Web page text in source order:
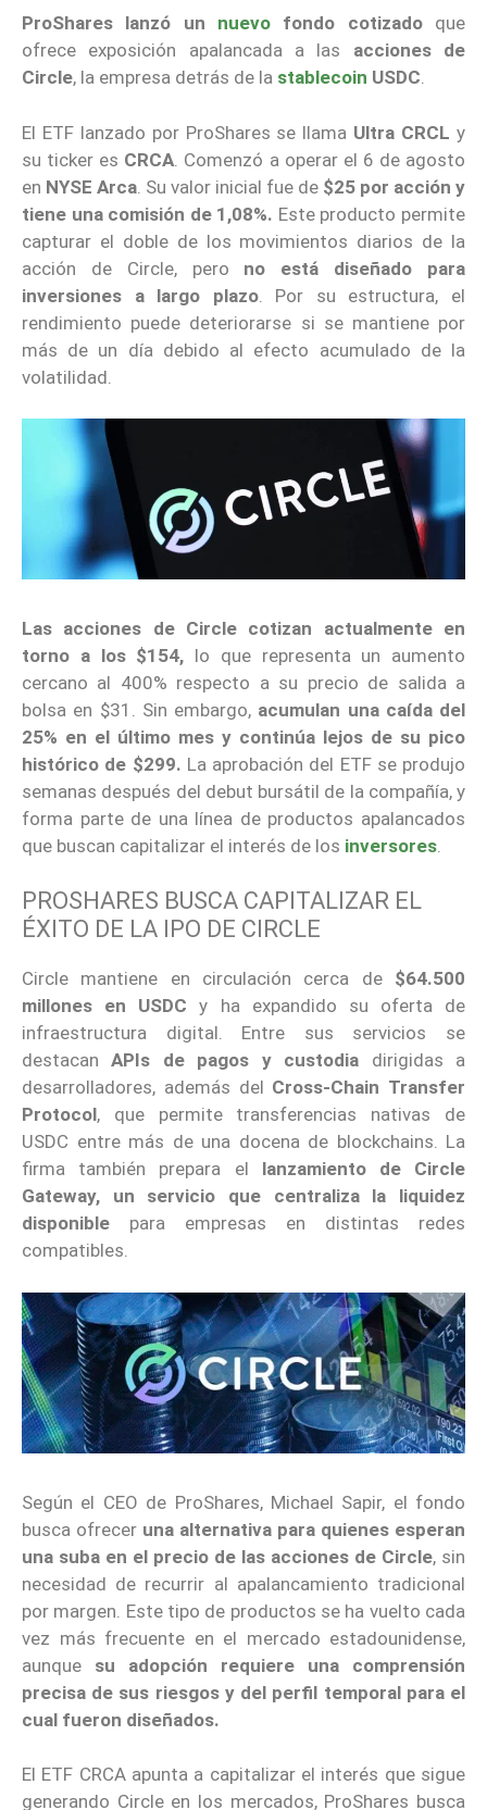
ProShares lanzó un nuevo fondo cotizadoque
ofrece exposición apalancada a las acciones de
Circle, la empresa detrás de la stablecoin USDC.
El ETF lanzado por ProShares se llama Ultra CRCL y
su ticker es CRCA . Comenzó a operar el 6 de agosto
en NYSE Arca . Su valor inicial fue de $25 por acción y
tiene una comisión de 1,08%. Este producto permite
capturar el doble de los movimientos diarios de la
acción de Circle, pero no está diseñado para
inversiones a largo plazo. Por su estructura, el
rendimiento puede deteriorarse si se mantiene por
más de un día debido al efecto acumulado de la
volatilidad.
Las acciones de Circle cotizan actualmente en
torno a los $154, lo que representa un aumento
cercano al 400% respecto a su precio de salida a
bolsa en $31. Sin embargo, acumulan una caída del
25% en el último mes y continúa lejos de su pico
histórico de $299. La aprobación del ETF se produjo
semanas después del debut bursátil de la compañía, y
forma parte de una línea de productos apalancados
que buscan capitalizar el interés de los inversores
PROSHARES BUSCA CAPITALIZAR EL
ÉXITO DE LA IPO DE CIRCLE
Circle mantiene en circulación cerca de $64.500
millones en USDC y ha expandido su oferta de
infraestructura digital. Entre sus servicios se
destacanAPIs de pagos y custodia dirigidas a
desarrolladores, además del Cross-Chain Transfer
Protocol, que permite transferencias nativas de
USDC entre más de una docena de blockchains. La
firma también prepara el lanzamiento de Circle
Gateway, un servicio que centraliza la liquidez
disponible para empresas en distintas redes
compatibles.
Según el CEO de ProShares, Michael Sapir, el fondo
busca ofrecer una alternativa para quienes esperan
una suba en el precio de las acciones de Circle, sin
necesidad de recurrir al apalancamiento tradicional
por margen. Este tipo de productos se ha vuelto cada
vez más frecuente en el mercado estadounidense,
aunque su adopción requiere una comprensión
precisa de sus riesgos y del perfil temporal para el
cual fueron diseñados.
El ETF CRCA apunta a capitalizar el interés que sigue
generando Circle en los mercados, ProShares busca